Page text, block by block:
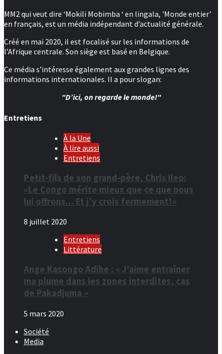
MM2 qui veut dire ‘Mokili Mobimba ‘ en lingala, 'Monde entier'
en français, est un média indépendant d’actualité générale.
Créé en mai 2020, il est focalisé sur les informations de
l’Afrique centrale. Son siège est basé en Belgique.
Ce média s’intéresse également aux grandes lignes des
informations internationales. Il a pour slogan:
"D’ici, on regarde le monde!"
Entretiens
À la Une
À lire aussi
Entretiens
Petit-fils de son grand-père, Chris Ileo:
«Le Congo mérite mieux que ce que nous
lui offrons… Et j’y crois fermement!»
8 juillet 2020
Entretiens
Littérature
Ange Kasongo Adihe : « J’aime entraîner
ma plume dans les zones interdites, cas
de Pakadjuma »
5 mars 2020
Société
Media